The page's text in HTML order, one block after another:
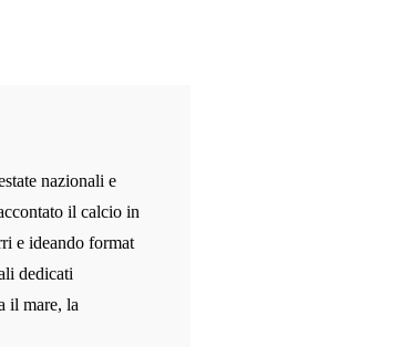
nazionali e
il calcio in
e ideando format
dedicati
il mare, la